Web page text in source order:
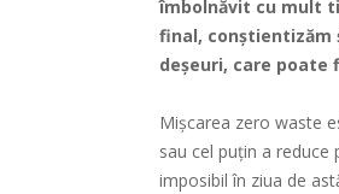
îmbolnăvit cu mult
final, conștientizăm
deșeuri, care poate
Mișcarea zero waste
sau cel puțin a
imposibil în ziua de